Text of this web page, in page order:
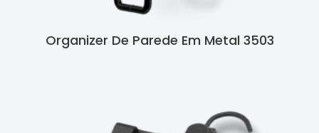
Organizer De Parede Em Metal 3503